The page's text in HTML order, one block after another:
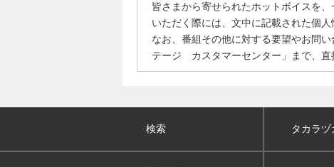
皆さまから寄せられたホットボイスを
いただく際には、文中に記載された個
なお、番組その他に対する要望やお問
テージ カスタマーセンター」まで、直
検索 タカラヅ